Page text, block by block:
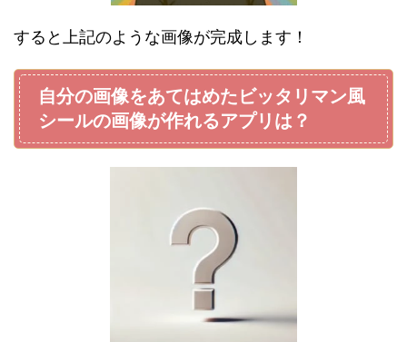
すると上記のような画像が完成します！
自分の画像をあてはめたビッタリマン風
シールの画像が作れるアプリは？